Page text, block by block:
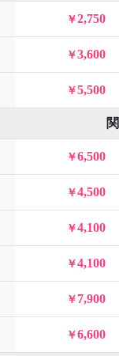
2,750
3,600
5,500
6,500
4,500
4,100
4,100
7,900
6,600